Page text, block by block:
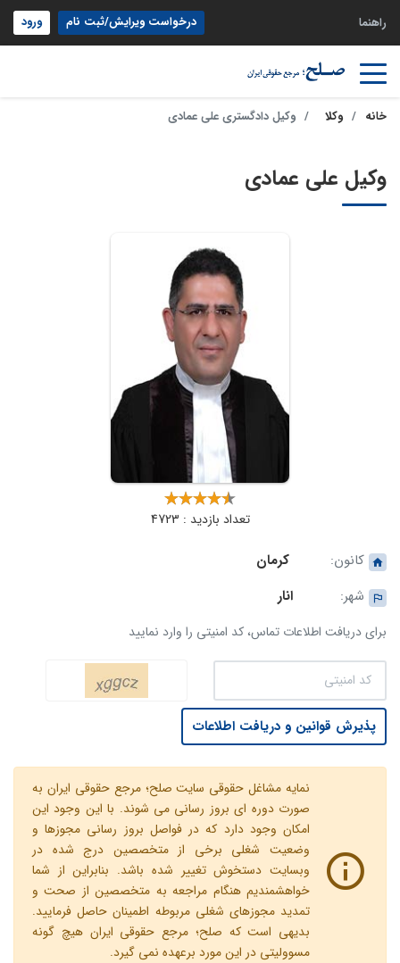
راهنما درخواست ویرایش/ثبت نام ورود
خانه وکلا وکیل دادگستری علی عمادی
وکیل علی عمادی
تعداد بازدید : 4723
کانون:
کرمان
شهر:
انار
برای دریافت اطلاعات تماس، کد امنیتی را وارد نمایید
پذیرش قوانین و دریافت اطلاعات
نمایه مشاغل حقوقی سایت صلح؛ مرجع حقوقی ایران به
صورت دوره ای بروز رسانی می شوند. با این وجود این
امکان وجود دارد که در فواصل بروز رسانی مجوزها و
وضعیت شغلی برخی از متخصصین درج شده در
وبسایت دستخوش تغییر شده باشد. بنابراین از شما
خواهشمندیم هنگام مراجعه به متخصصین از صحت و
تمدید مجوزهای شغلی مربوطه اطمینان حاصل فرمایید.
بدیهی است که صلح؛ مرجع حقوقی ایران هیچ گونه
مسوولیتی در این مورد برعهده نمی گیرد.